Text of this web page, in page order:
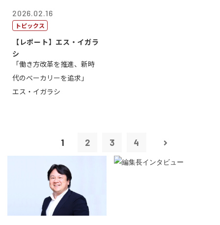
2026.02.16
トピックス
【レポート】エス・イガラ
シ
「働き方改革を推進、新時
代のベーカリーを追求」
エス・イガラシ
1 2 3 4